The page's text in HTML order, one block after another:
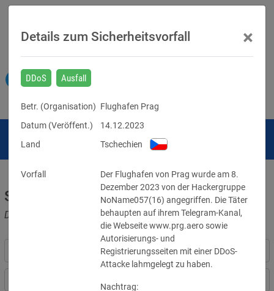
Sicherheitsvorfälle
Datenpannen, Cyber-Angriffe und Schwachstellen
Länderauswahl
Details zum Sicherheitsvorfall ×
DDoS Ausfall
Betr. (Organisation) Flughafen Prag
Datum (Veröffent.)
14.12.2023
Land
Tschechien
Vorfall
Der Flughafen von Prag wurde am 8.
Dezember 2023 von der Hackergruppe
NoName057(16) angegriffen. Die Täter
behaupten auf ihrem Telegram-Kanal,
die Webseite www.prg.aero sowie
Autorisierungs- und
Registrierungsseiten mit einer DDoS-
Attacke lahmgelegt zu haben.
Nachtrag: